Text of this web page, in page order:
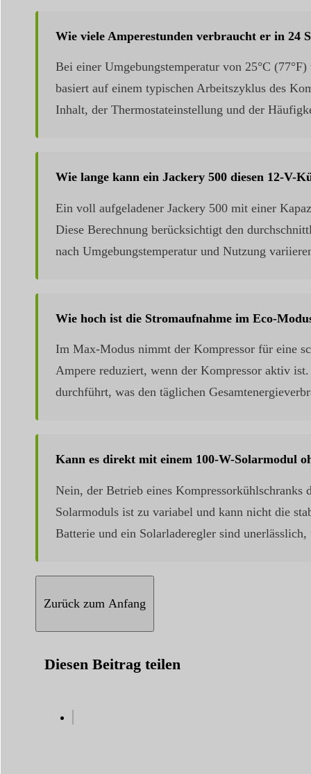
Wie viele Amperestunden verbraucht er in 24
Bei einer Umgebungstemperatur von 25°C
basiert auf einem typischen Arbeitszyklus des
Inhalt, der Thermostateinstellung und der
Wie lange kann ein Jackery 500 diesen 12-V-
Ein voll aufgeladener Jackery 500 mit einer
Diese Berechnung berücksichtigt den
nach Umgebungstemperatur und Nutzung
Wie hoch ist die Stromaufnahme im Eco-
Im Max-Modus nimmt der Kompressor für eine
Ampere reduziert, wenn der Kompressor aktiv
durchführt, was den täglichen
Kann es direkt mit einem 100-W-Solarmodul
Nein, der Betrieb eines
Solarmoduls ist zu variabel und kann nicht die
Batterie und ein Solarladeregler sind
Zurück zum Anfang
Diesen Beitrag teilen